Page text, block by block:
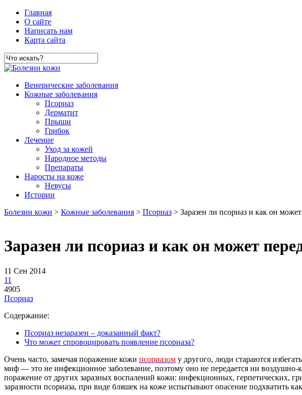
Главная
О сайте
Написать нам
Карта сайта
Венерические заболевания
Кожные заболевания
Псориаз
Дерматит
Прыщи
Грибок
Лечение
Уход за кожей
Народное методы
Препараты
Наросты на коже
Невусы
Истории
Болезни кожи > Кожные заболевания > Псориаз > Заразен ли псориаз и как он может
Заразен ли псориаз и как он может
11 Сен 2014
11
4905
Псориаз
Содержание:
Псориаз незаразен – доказанный факт?
Что может спровоцировать появление псориаза?
Очень часто, замечая поражение кожи псориазом у другого, люди стараются
миф — это не инфекционное заболевание, поэтому оно не передается ни
поражение от других заразных воспалений кожи: инфекционных, герпетических,
заразности псориаза, при виде бляшек на коже испытывают опасение подхватить